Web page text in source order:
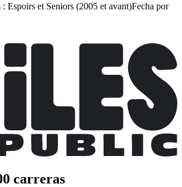
Espoirs et Seniors (2005 et avant)Fecha por
carreras